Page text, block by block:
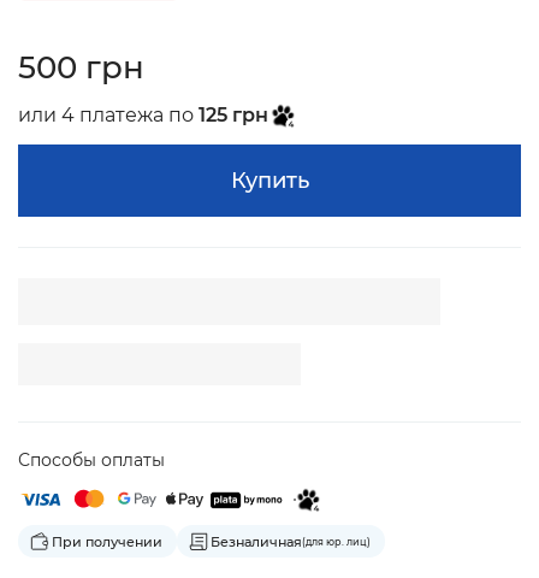
500 грн
или 4 платежа по 125 грн
Купить
Способы оплаты
При получении Безналичная(для юр. лиц)